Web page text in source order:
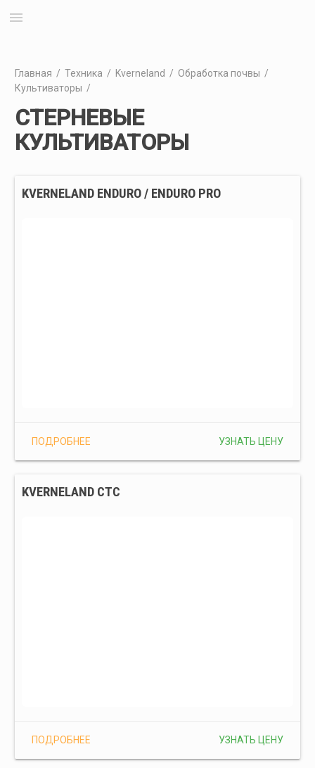
menu
Главная / Техника / Kverneland / Обработка почвы /
Культиваторы /
СТЕРНЕВЫЕ
КУЛЬТИВАТОРЫ
KVERNELAND ENDURO / ENDURO PRO
ПОДРОБНЕЕ УЗНАТЬ ЦЕНУ
KVERNELAND CTC
ПОДРОБНЕЕ УЗНАТЬ ЦЕНУ